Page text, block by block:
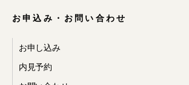
お申込み・お問い合わせ
お申し込み
内見予約